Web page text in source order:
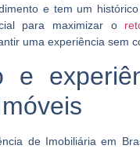
e tem um
para maximizar o
uma experiência sem
e
de Imobiliária em